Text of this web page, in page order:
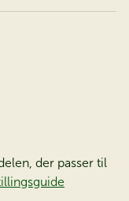
der passer til